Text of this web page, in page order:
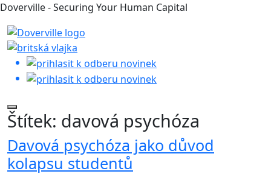
Doverville - Securing Your Human Capital
Štítek: davová psychóza
Davová psychóza jako důvod
kolapsu studentů